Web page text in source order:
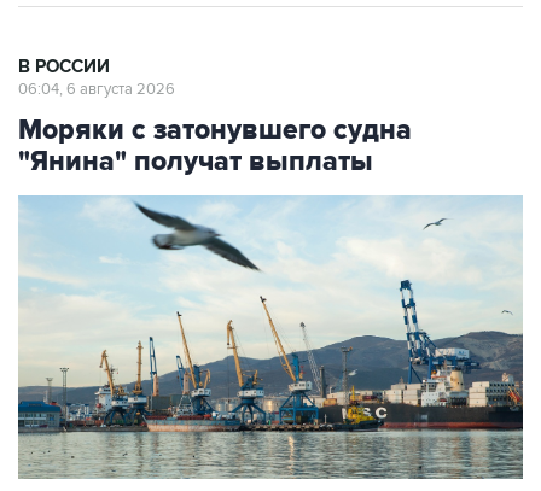
В РОССИИ
06:04, 6 августа 2026
Моряки с затонувшего судна
"Янина" получат выплаты